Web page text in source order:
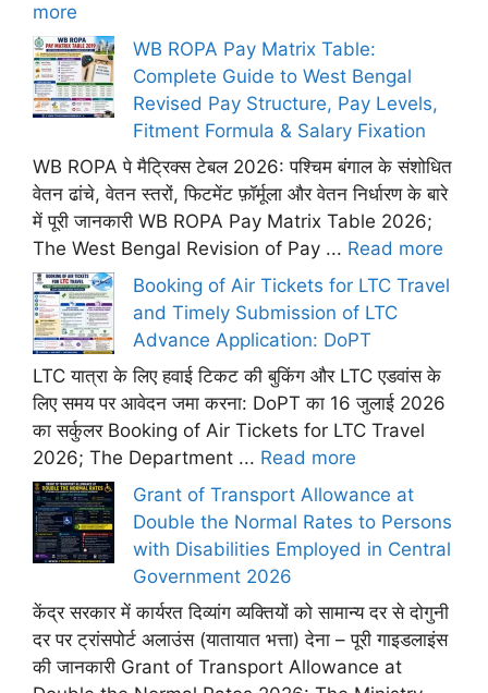
more
WB ROPA Pay Matrix Table:
Complete Guide to West Bengal
Revised Pay Structure, Pay Levels,
Fitment Formula & Salary Fixation
WB ROPA पे मैट्रिक्स टेबल 2026: पश्चिम बंगाल के संशोधित
वेतन ढांचे, वेतन स्तरों, फिटमेंट फ़ॉर्मूला और वेतन निर्धारण के बारे
में पूरी जानकारी WB ROPA Pay Matrix Table 2026;
The West Bengal Revision of Pay ... Read more
Booking of Air Tickets for LTC Travel
and Timely Submission of LTC
Advance Application: DoPT
LTC यात्रा के लिए हवाई टिकट की बुकिंग और LTC एडवांस के
लिए समय पर आवेदन जमा करना: DoPT का 16 जुलाई 2026
का सर्कुलर Booking of Air Tickets for LTC Travel
2026; The Department ... Read more
Grant of Transport Allowance at
Double the Normal Rates to Persons
with Disabilities Employed in Central
Government 2026
केंद्र सरकार में कार्यरत दिव्यांग व्यक्तियों को सामान्य दर से दोगुनी
दर पर ट्रांसपोर्ट अलाउंस (यातायात भत्ता) देना – पूरी गाइडलाइंस
की जानकारी Grant of Transport Allowance at